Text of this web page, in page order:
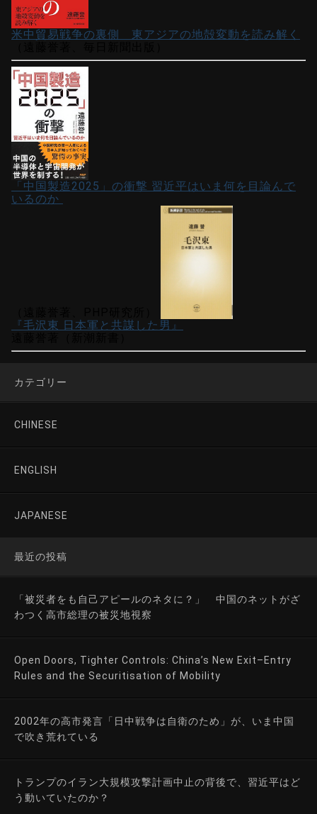
米中貿易戦争の裏側 東アジアの地殻変動を読み解く
「中国製造2025」の衝撃 習近平はいま何を目論んで
いるのか
『毛沢東 日本軍と共謀した男』
カテゴリー
CHINESE
ENGLISH
JAPANESE
最近の投稿
「被災者をも自己アピールのネタに？」 中国のネットがざ
わつく高市総理の被災地視察
Open Doors, Tighter Controls: China’s New Exit–Entry
Rules and the Securitisation of Mobility
2002年の高市発言「日中戦争は自衛のため」が、いま中国
で吹き荒れている
トランプのイラン大規模攻撃計画中止の背後で、習近平はど
う動いていたのか？